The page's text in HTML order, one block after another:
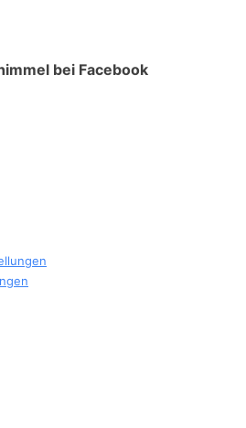
bei Facebook